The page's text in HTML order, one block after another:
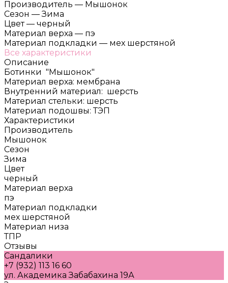
Производитель — Мышонок
Сезон — Зима
Цвет — черный
Материал верха — пэ
Материал подкладки — мех шерстяной
Все характеристики
Описание
Ботинки "Мышонок"
Материал верха: мембрана
Внутренний материал: шерсть
Материал стельки: шерсть
Материал подошвы: ТЭП
Характеристики
Производитель
Мышонок
Сезон
Зима
Цвет
черный
Материал верха
пэ
Материал подкладки
мех шерстяной
Материал низа
ТПР
Отзывы
Сандалики
+7 (932) 113 16 60
ул. Академика Забабахина 19А